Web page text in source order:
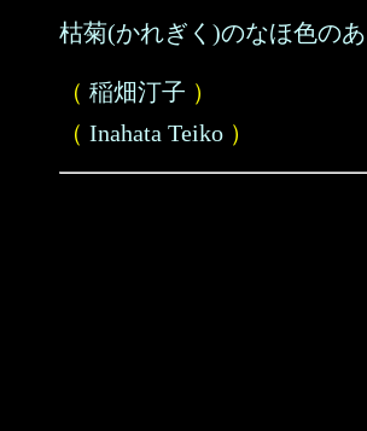
枯菊(かれぎく)のなほ色の
（ 稲畑汀子 ）
（ Inahata Teiko ）